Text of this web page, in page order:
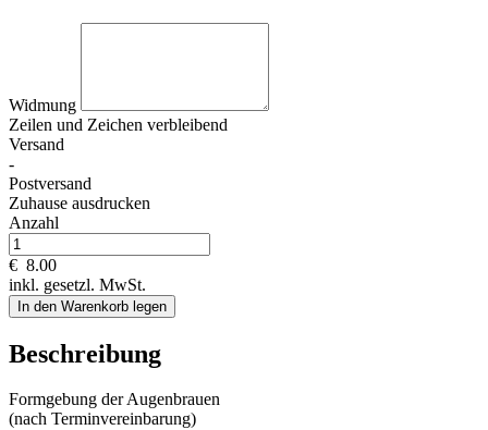
Widmung
Zeilen und Zeichen verbleibend
Versand
-
Postversand
Zuhause ausdrucken
Anzahl
€ 8.00
inkl. gesetzl. MwSt.
In den Warenkorb legen
Beschreibung
Formgebung der Augenbrauen
(nach Terminvereinbarung)